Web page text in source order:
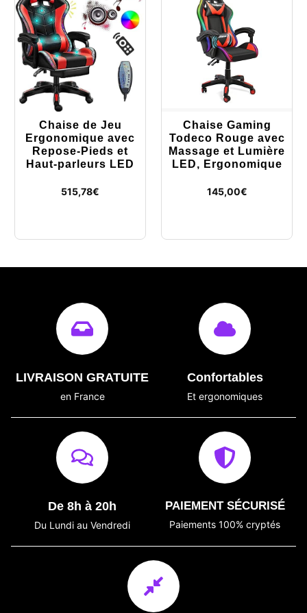
Chaise de Jeu
Ergonomique avec
Repose-Pieds et
Haut-parleurs LED
515,78€
Chaise Gaming
Todeco Rouge avec
Massage et Lumière
LED, Ergonomique
145,00€
LIVRAISON GRATUITE
en France
Confortables
Et ergonomiques
De 8h à 20h
Du Lundi au Vendredi
PAIEMENT SÉCURISÉ
Paiements 100% cryptés